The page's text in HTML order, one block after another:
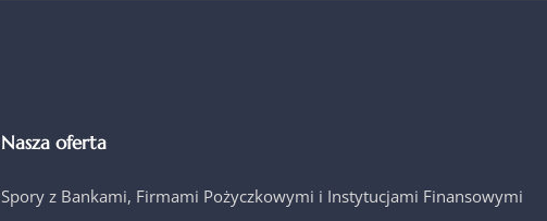
Nasza oferta
Spory z Bankami, Firmami Pożyczkowymi i Instytucjami Finansowymi